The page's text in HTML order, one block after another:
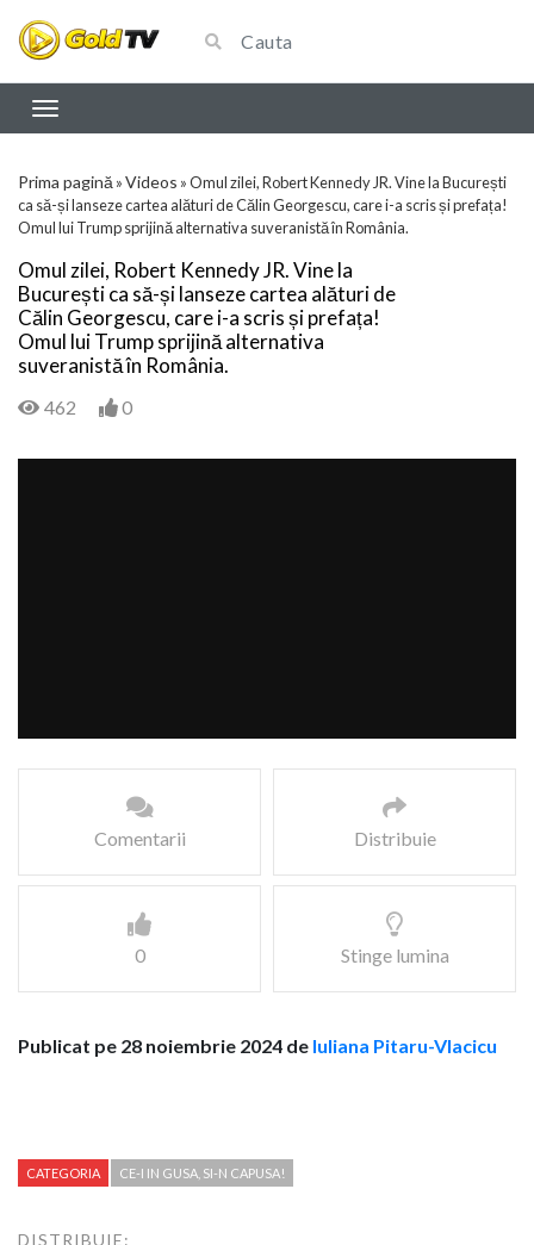
Prima pagină »Videos »Omul zilei, Robert Kennedy JR. Vine la București
ca să-și lanseze cartea alături de Călin Georgescu, care i-a scris și prefața!
Omul lui Trump sprijină alternativa suveranistă în România.
Omul zilei, Robert Kennedy JR. Vine la
București ca să-și lanseze cartea alături de
Călin Georgescu, care i-a scris și prefața!
Omul lui Trump sprijină alternativa
suveranistă în România.
462 0
Comentarii Distribuie
0 Stinge lumina
Publicat pe 28 noiembrie 2024 de Iuliana Pitaru-Vlacicu
CATEGORIA CE-I IN GUSA, SI-N CAPUSA!
DISTRIBUIE: